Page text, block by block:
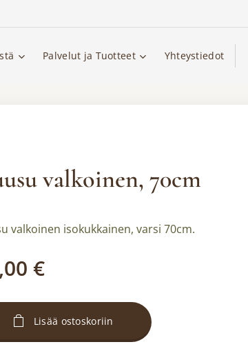
Palvelut ja Tuotteet Yhteystiedot
valkoinen, 70cm
valkoinen isokukkainen, varsi 70cm.
€
Lisää ostoskoriin